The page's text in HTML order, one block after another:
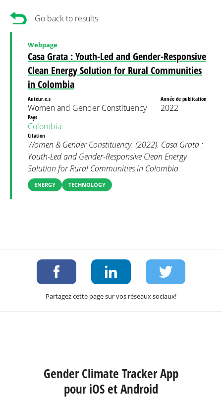
Go back to results
Casa Grata : Youth-Led and Gender-Responsive
Clean Energy Solution for Rural Communities
in Colombia
Webpage
Auteur.e.s
Women and Gender Constituency
Année de publication
2022
Pays
Colombia
Citation
Women & Gender Constituency. (2022). Casa Grata :
Youth-Led and Gender-Responsive Clean Energy
Solution for Rural Communities in Colombia.
ENERGY TECHNOLOGY
Partagez cette page sur vos réseaux sociaux!
Gender Climate Tracker App
pour iOS et Android